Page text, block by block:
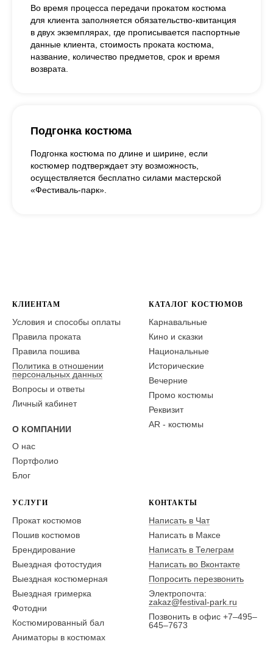
Во время процесса передачи прокатом костюма
для клиента заполняется обязательство-квитанция
в двух экземплярах, где прописывается паспортные
данные клиента, стоимость проката костюма,
название, количество предметов, срок и время
возврата.
Подгонка костюма
Подгонка костюма по длине и ширине, если
костюмер подтверждает эту возможность,
осуществляется бесплатно силами мастерской
«Фестиваль-парк».
КЛИЕНТАМ
Условия и способы оплаты
Правила проката
Правила пошива
Политика в отношении
персональных данных
Вопросы и ответы
Личный кабинет
О КОМПАНИИ
О нас
Портфолио
Блог
КАТАЛОГ КОСТЮМОВ
Карнавальные
Кино и сказки
Национальные
Исторические
Вечерние
Промо костюмы
Реквизит
AR - костюмы
УСЛУГИ
Прокат костюмов
Пошив костюмов
Брендирование
Выездная фотостудия
Выездная костюмерная
Выездная гримерка
Фотодни
Костюмированный бал
Аниматоры в костюмах
КОНТАКТЫ
Написать в Чат
Написать в Максе
Написать в Телеграм
Написать во Вконтакте
Попросить перезвонить
Электропочта:
zakaz@festival-park.ru
Позвонить в офис +7–495–
645–7673